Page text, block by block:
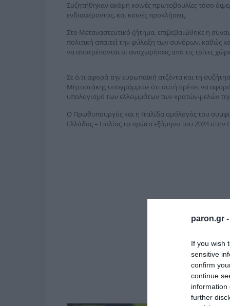
paron.gr -
If you wish
sensitive
confirm
continue
information
further
Συζητήθηκαν ακόμη κοινές πρωτοβουλίες τόσο
ενδιαφέροντος, και κοινές προκλήσεις.
Στο Μεταναστευτικό ζήτημα, επιβεβαιώθηκε η
πολιτική απαιτεί την φύλαξη των συνόρων, καθώς
να αποτρέπονται οι αναχωρήσεις από τις τρίτες
Σε ό,τι αφορά την ευρωπαϊκή ατζέντα και τη
Μητσοτάκης υπογράμμισε ότι αυτή πρέπει να
υπολογισμό των ελλειμμάτων των κρατών-μελών
Ο Πρωθυπουργός και η Ιταλίδα ομόλογός του
Ελλάδας – Ιταλίας το πρώτο εξάμηνο του 2024 στην